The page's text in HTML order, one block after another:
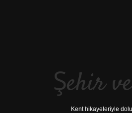
Şehir
Kent hikayeleriyle